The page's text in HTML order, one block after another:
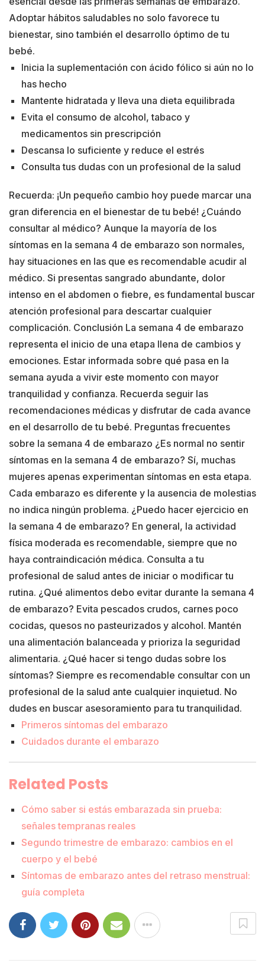
Adoptar hábitos saludables no solo favorece tu
bienestar, sino también el desarrollo óptimo de tu
bebé.
Inicia la suplementación con ácido fólico si aún no lo
has hecho
Mantente hidratada y lleva una dieta equilibrada
Evita el consumo de alcohol, tabaco y
medicamentos sin prescripción
Descansa lo suficiente y reduce el estrés
Consulta tus dudas con un profesional de la salud
Recuerda: ¡Un pequeño cambio hoy puede marcar una
gran diferencia en el bienestar de tu bebé! ¿Cuándo
consultar al médico? Aunque la mayoría de los
síntomas en la semana 4 de embarazo son normales,
hay situaciones en las que es recomendable acudir al
médico. Si presentas sangrado abundante, dolor
intenso en el abdomen o fiebre, es fundamental buscar
atención profesional para descartar cualquier
complicación. Conclusión La semana 4 de embarazo
representa el inicio de una etapa llena de cambios y
emociones. Estar informada sobre qué pasa en la
semana ayuda a vivir este momento con mayor
tranquilidad y confianza. Recuerda seguir las
recomendaciones médicas y disfrutar de cada avance
en el desarrollo de tu bebé. Preguntas frecuentes
sobre la semana 4 de embarazo ¿Es normal no sentir
síntomas en la semana 4 de embarazo? Sí, muchas
mujeres apenas experimentan síntomas en esta etapa.
Cada embarazo es diferente y la ausencia de molestias
no indica ningún problema. ¿Puedo hacer ejercicio en
la semana 4 de embarazo? En general, la actividad
física moderada es recomendable, siempre que no
haya contraindicación médica. Consulta a tu
profesional de salud antes de iniciar o modificar tu
rutina. ¿Qué alimentos debo evitar durante la semana 4
de embarazo? Evita pescados crudos, carnes poco
cocidas, quesos no pasteurizados y alcohol. Mantén
una alimentación balanceada y prioriza la seguridad
alimentaria. ¿Qué hacer si tengo dudas sobre los
síntomas? Siempre es recomendable consultar con un
profesional de la salud ante cualquier inquietud. No
dudes en buscar asesoramiento para tu tranquilidad.
Primeros síntomas del embarazo
Cuidados durante el embarazo
Related Posts
Cómo saber si estás embarazada sin prueba:
señales tempranas reales
Segundo trimestre de embarazo: cambios en el
cuerpo y el bebé
Síntomas de embarazo antes del retraso menstrual:
guía completa